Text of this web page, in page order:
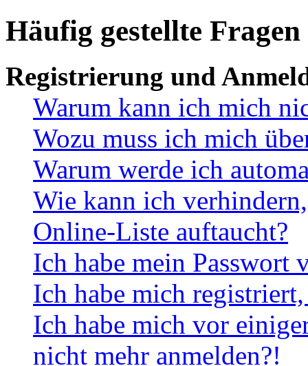
Häufig gestellte Fragen
Registrierung und
Warum kann ich mich
Wozu muss ich mich
Warum werde ich
Wie kann ich
Online-Liste auftaucht?
Ich habe mein Passwort
Ich habe mich
Ich habe mich vor
nicht mehr anmelden?!